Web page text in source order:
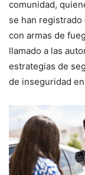
comunidad,
se han
con armas de
llamado a las
estrategias de
de inseguridad